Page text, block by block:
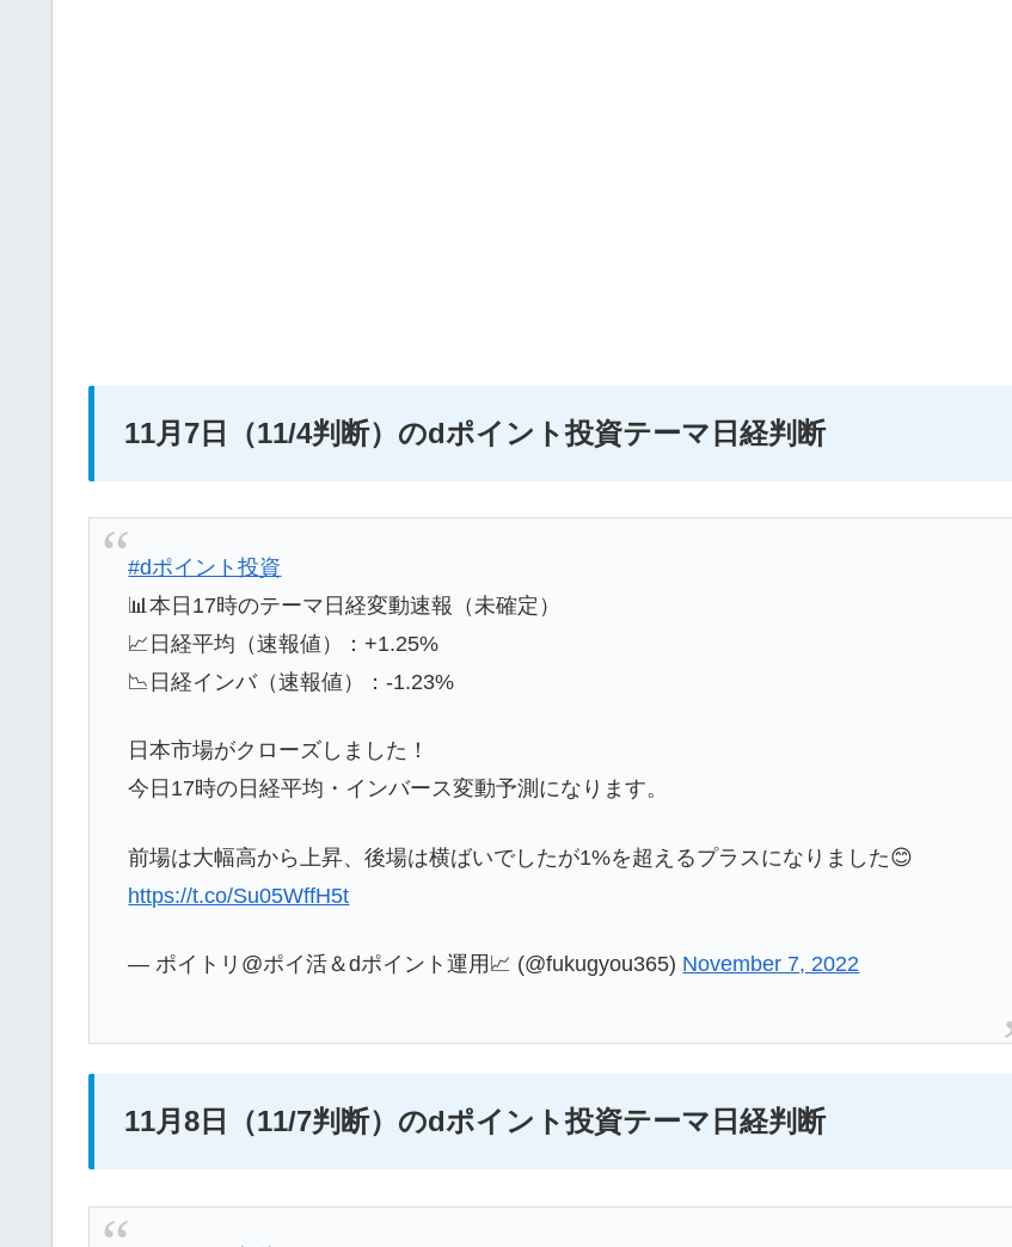
11月7日（11/4判断）のdポイント投資テーマ日経判断
#dポイント投資
📊本日17時のテーマ日経変動速報（未確定）
📈日経平均（速報値）：+1.25%
📉日経インバ（速報値）：-1.23%
日本市場がクローズしました！
今日17時の日経平均・インバース変動予測になります。
前場は大幅高から上昇、後場は横ばいでしたが1%を超えるプラスになりました😊
https://t.co/Su05WffH5t
— ポイトリ@ポイ活＆dポイント運用📈 (@fukugyou365) November 7, 2022
11月8日（11/7判断）のdポイント投資テーマ日経判断